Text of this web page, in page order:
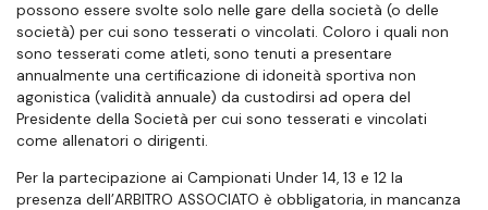
possono essere svolte solo nelle gare della società (o delle
società) per cui sono tesserati o vincolati. Coloro i quali non
sono tesserati come atleti, sono tenuti a presentare
annualmente una certificazione di idoneità sportiva non
agonistica (validità annuale) da custodirsi ad opera del
Presidente della Società per cui sono tesserati e vincolati
come allenatori o dirigenti.
Per la partecipazione ai Campionati Under 14, 13 e 12 la
presenza dell’ARBITRO ASSOCIATO è obbligatoria, in mancanza